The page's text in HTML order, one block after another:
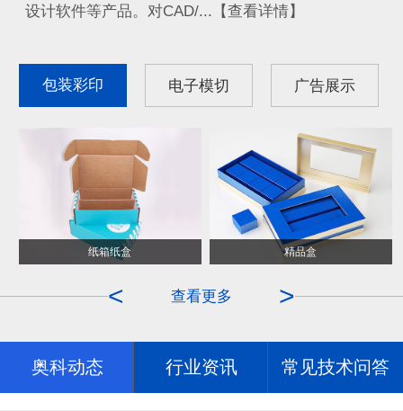
设计软件等产品。对CAD/...【查看详情】
包装彩印 电子模切 广告展示
纸箱纸盒 精品盒
>
查看更多
<
ITO膜 OCA
奥科动态 行业资讯 常见技术问答